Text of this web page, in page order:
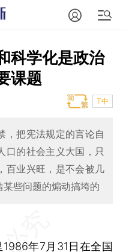
科学化是政治
课题
T中
，把宪法规定的言论自
口的社会主义大国，只
百业兴旺，是不会被几
些问题的煽动搞垮的
年7月31日在全国